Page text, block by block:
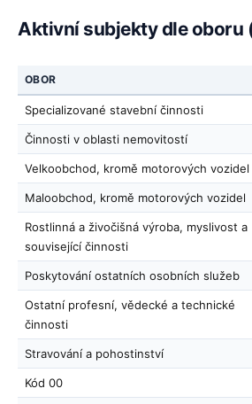
Aktivní subjekty dle oboru
OBOR
Specializované stavební činnosti
Činnosti v oblasti nemovitostí
Velkoobchod, kromě motorových vozidel
Maloobchod, kromě motorových vozidel
Rostlinná a živočišná výroba, myslivost a
související činnosti
Poskytování ostatních osobních služeb
Ostatní profesní, vědecké a technické
činnosti
Stravování a pohostinství
Kód 00